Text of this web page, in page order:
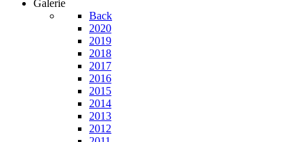
Galerie
Back
2020
2019
2018
2017
2016
2015
2014
2013
2012